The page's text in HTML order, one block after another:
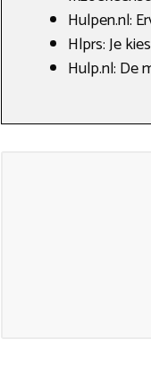
Hulpen.nl:
Hlprs: Je
Hulp.nl: De